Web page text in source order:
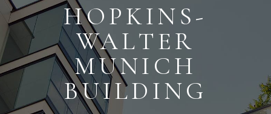
HOPKINS-
WALTER
MUNICH
BUILDING